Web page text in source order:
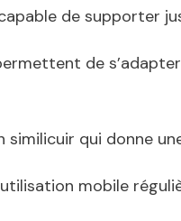
de supporter
de
qui donne
mobile